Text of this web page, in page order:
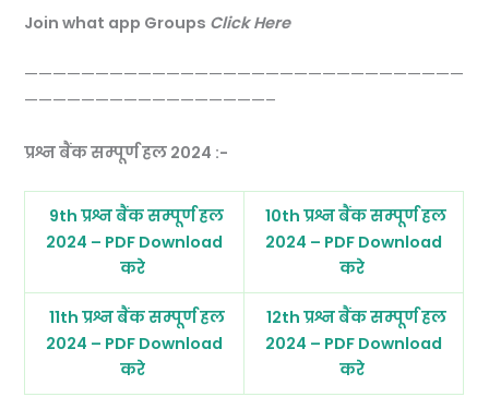
Join what app Groups Click Here
———————————————————————————————
—————————————————–
प्रश्न बैंक सम्पूर्ण हल 2024 :-
9th प्रश्न बैंक सम्पूर्ण हल
2024 – PDF Download
करे
10th प्रश्न बैंक सम्पूर्ण हल
2024 – PDF Download
करे
11th प्रश्न बैंक सम्पूर्ण हल
2024 – PDF Download
करे
12th प्रश्न बैंक सम्पूर्ण हल
2024 – PDF Download
करे